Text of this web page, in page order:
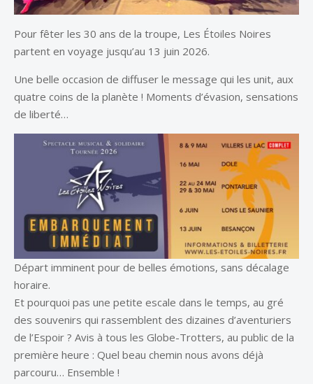
Pour fêter les 30 ans de la troupe, Les Étoiles Noires
partent en voyage jusqu’au 13 juin 2026.
Une belle occasion de diffuser le message qui les unit, aux
quatre coins de la planète ! Moments d’évasion, sensations
de liberté…
Départ imminent pour de belles émotions, sans décalage
horaire.
Et pourquoi pas une petite escale dans le temps, au gré
des souvenirs qui rassemblent des dizaines d’aventuriers
de l’Espoir ? Avis à tous les Globe-Trotters, au public de la
première heure : Quel beau chemin nous avons déjà
parcouru… Ensemble !